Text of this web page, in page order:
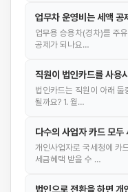
업무차 운영비는 세액 공
업무용 승용차(경차)를 주
공제가 되나요…
직원이 법인카드를 사용
법인카드는 직원이 아래 둘
될까요? 1. 월…
다수의 사업자 카드 모두
개인사업자로 국세청에 카
세금혜택 받을 수 …
법인으로 전환을 하면